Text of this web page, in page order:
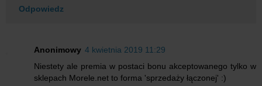
Odpowiedz
Anonimowy 4 kwietnia 2019 11:29
Niestety ale premia w postaci bonu akceptowanego tylko w
sklepach Morele.net to forma 'sprzedaży łączonej' :)